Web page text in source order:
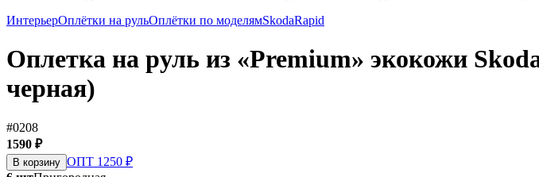
ИнтерьерОплётки на рульОплётки по моделямSkodaRapid
Оплетка на руль из «Premium» экокожи
черная)
#0208
1590 ₽
В корзину ОПТ 1250 ₽